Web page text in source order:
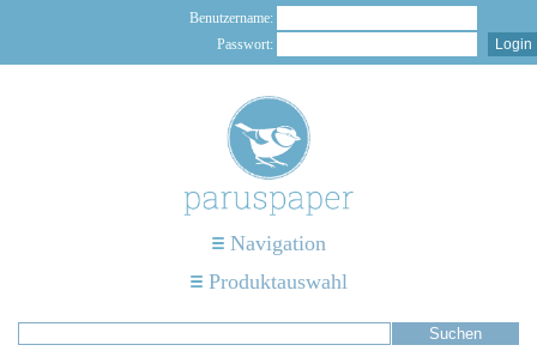
Benutzername:
Passwort:
Navigation
Produktauswahl